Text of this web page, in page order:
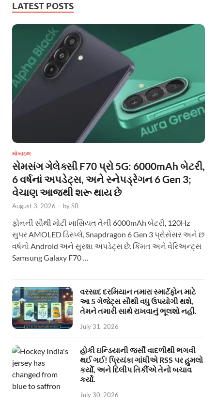
LATEST POSTS
મોબાઇલ
સેમસંગ ગેલેક્સી F70 પ્રો 5G: 6000mAh બેટરી,
6 વર્ષનાં અપડેટ્સ, અને સ્નેપડ્રેગન 6 Gen 3;
વેચાણ આજથી શરૂ થાય છે
August 3, 2026 - bySB
ફોનની સૌથી મોટી ખાસિયત તેની 6000mAh બેટરી, 120Hz
સુપર AMOLED ડિસ્પ્લે, Snapdragon 6 Gen 3 પ્રોસેસર અને છ
વર્ષનો Android અને સુરક્ષા અપડેટ્સ છે. કિંમત અને વેરિઅન્ટ્સ
Samsung Galaxy F70 …
વરસાદ દરમિયાન તમારા સ્માર્ટફોન માટે
આ 5 ગેજેટ્સ સૌથી વધુ ઉપયોગી થશે,
તેમને તમારી સાથે રાખવાનું ભૂલશો નહીં.
July 31, 2026
હોકી ઇન્ડિયાની જર્સી વાદળીથી ભગવી
થઈ ગઈ! પ્રિયંકા ગાંધીએ RSS પર હુમલો
કર્યો, અને દિલીપ તિર્કીએ તેનો બચાવ
કર્યો.
July 30, 2026